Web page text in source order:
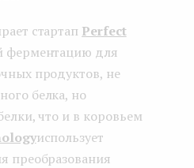
стартап Perfect
ферментацию для
продуктов, не
белка, но
что и в коровьем
использует
преобразования